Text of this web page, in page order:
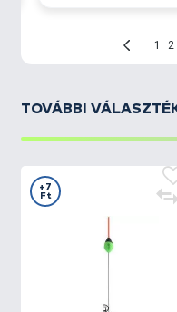
TOVÁBBI
+7
Ft